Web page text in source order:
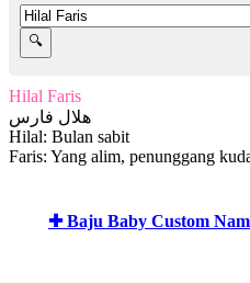
Hilal Faris
هلال فارس
Hilal: Bulan sabit
Faris: Yang alim, penunggang
✚ Baju Baby Custom